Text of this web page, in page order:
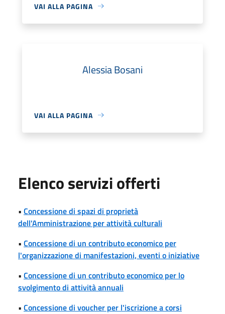
VAI ALLA PAGINA
Alessia Bosani
VAI ALLA PAGINA
Elenco servizi offerti
• Concessione di spazi di proprietà
dell'Amministrazione per attività culturali
• Concessione di un contributo economico per
l'organizzazione di manifestazioni, eventi o iniziative
• Concessione di un contributo economico per lo
svolgimento di attività annuali
• Concessione di voucher per l'iscrizione a corsi